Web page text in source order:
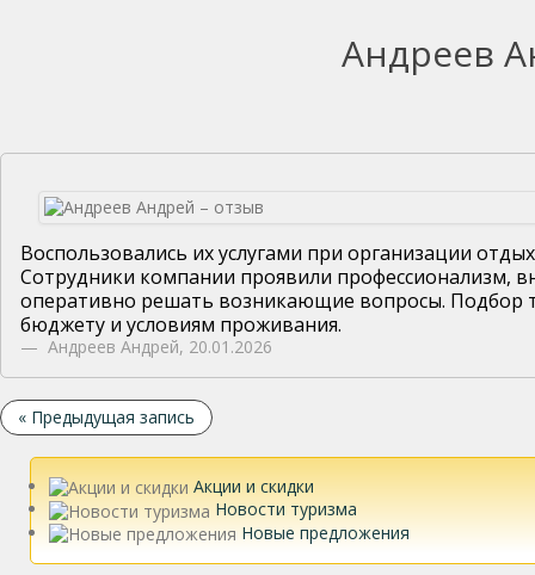
Андреев
Воспользовались их услугами при организации
Сотрудники компании проявили профессионализм,
оперативно решать возникающие вопросы. Подбор
бюджету и условиям проживания.
Андреев Андрей, 20.01.2026
« Предыдущая запись
Акции и скидки
Новости туризма
Новые предложения